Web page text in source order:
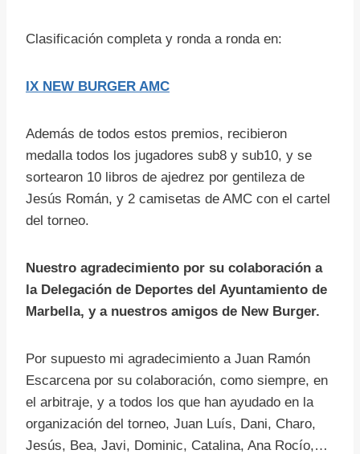
Clasificación completa y ronda a ronda en:
IX NEW BURGER AMC
Además de todos estos premios, recibieron
medalla todos los jugadores sub8 y sub10, y se
sortearon 10 libros de ajedrez por gentileza de
Jesús Román, y 2 camisetas de AMC con el cartel
del torneo.
Nuestro agradecimiento por su colaboración a
la Delegación de Deportes del Ayuntamiento de
Marbella, y a nuestros amigos de New Burger.
Por supuesto mi agradecimiento a Juan Ramón
Escarcena por su colaboración, como siempre, en
el arbitraje, y a todos los que han ayudado en la
organización del torneo, Juan Luís, Dani, Charo,
Jesús, Bea, Javi, Dominic, Catalina, Ana Rocío,…